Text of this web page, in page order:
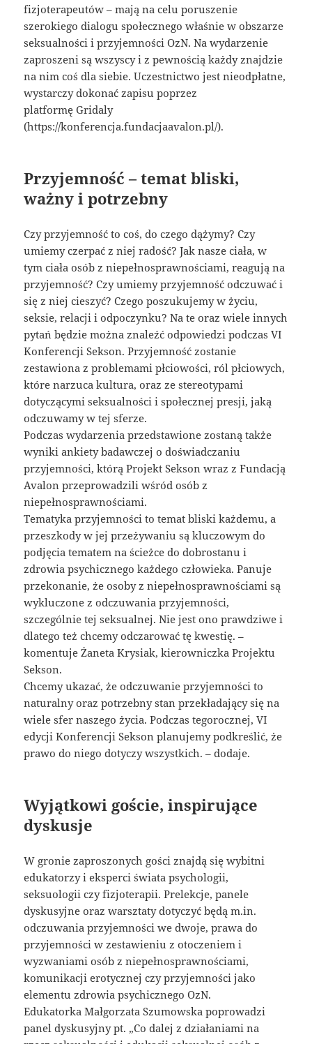
fizjoterapeutów – mają na celu poruszenie
szerokiego dialogu społecznego właśnie w obszarze
seksualności i przyjemności OzN. Na wydarzenie
zaproszeni są wszyscy i z pewnością każdy znajdzie
na nim coś dla siebie. Uczestnictwo jest nieodpłatne,
wystarczy dokonać zapisu poprzez
platformę Gridaly
(https://konferencja.fundacjaavalon.pl/).
Przyjemność – temat bliski,
ważny i potrzebny
Czy przyjemność to coś, do czego dążymy? Czy
umiemy czerpać z niej radość? Jak nasze ciała, w
tym ciała osób z niepełnosprawnościami, reagują na
przyjemność? Czy umiemy przyjemność odczuwać i
się z niej cieszyć? Czego poszukujemy w życiu,
seksie, relacji i odpoczynku? Na te oraz wiele innych
pytań będzie można znaleźć odpowiedzi podczas VI
Konferencji Sekson. Przyjemność zostanie
zestawiona z problemami płciowości, ról płciowych,
które narzuca kultura, oraz ze stereotypami
dotyczącymi seksualności i społecznej presji, jaką
odczuwamy w tej sferze.
Podczas wydarzenia przedstawione zostaną także
wyniki ankiety badawczej o doświadczaniu
przyjemności, którą Projekt Sekson wraz z Fundacją
Avalon przeprowadzili wśród osób z
niepełnosprawnościami.
Tematyka przyjemności to temat bliski każdemu, a
przeszkody w jej przeżywaniu są kluczowym do
podjęcia tematem na ścieżce do dobrostanu i
zdrowia psychicznego każdego człowieka. Panuje
przekonanie, że osoby z niepełnosprawnościami są
wykluczone z odczuwania przyjemności,
szczególnie tej seksualnej. Nie jest ono prawdziwe i
dlatego też chcemy odczarować tę kwestię. –
komentuje Żaneta Krysiak, kierowniczka Projektu
Sekson.
Chcemy ukazać, że odczuwanie przyjemności to
naturalny oraz potrzebny stan przekładający się na
wiele sfer naszego życia. Podczas tegorocznej, VI
edycji Konferencji Sekson planujemy podkreślić, że
prawo do niego dotyczy wszystkich. – dodaje.
Wyjątkowi goście, inspirujące
dyskusje
W gronie zaproszonych gości znajdą się wybitni
edukatorzy i eksperci świata psychologii,
seksuologii czy fizjoterapii. Prelekcje, panele
dyskusyjne oraz warsztaty dotyczyć będą m.in.
odczuwania przyjemności we dwoje, prawa do
przyjemności w zestawieniu z otoczeniem i
wyzwaniami osób z niepełnosprawnościami,
komunikacji erotycznej czy przyjemności jako
elementu zdrowia psychicznego OzN.
Edukatorka Małgorzata Szumowska poprowadzi
panel dyskusyjny pt. „Co dalej z działaniami na